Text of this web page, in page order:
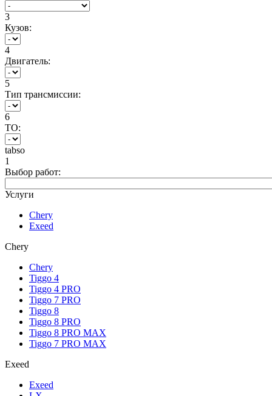
3
Кузов:
4
Двигатель:
5
Тип трансмиссии:
6
ТО:
tabso
1
Выбор работ:
Услуги
Chery
Exeed
Chery
Chery
Tiggo 4
Tiggo 4 PRO
Tiggo 7 PRO
Tiggo 8
Tiggo 8 PRO
Tiggo 8 PRO MAX
Tiggo 7 PRO MAX
Exeed
Exeed